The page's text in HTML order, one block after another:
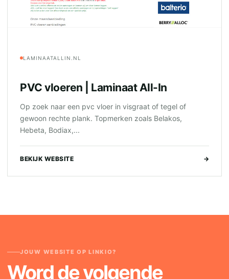
LAMINAATALLIN.NL
PVC vloeren | Laminaat All-In
Op zoek naar een pvc vloer in visgraat of tegel of
gewoon rechte plank. Topmerken zoals Belakos,
Hebeta, Bodiax,...
BEKIJK WEBSITE →
JOUW WEBSITE OP LINKIO?
Word de volgende